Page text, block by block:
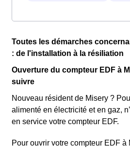
Toutes les démarches
: de l'installation à la résiliation
Ouverture du compteur EDF à
suivre
Nouveau résident de Misery ?
alimenté en électricité et en gaz,
en service votre compteur EDF.
Pour ouvrir votre compteur EDF à